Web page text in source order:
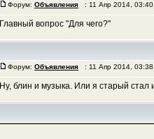
Форум: Объявления : 11 Апр 2014,
Главный вопрос "Для чего?"
Форум: Объявления : 11 Апр 2014,
Ну, блин и музыка. Или я старый